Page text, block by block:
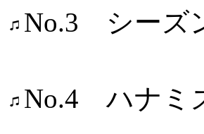
No.3 シーズ
No.4 ハナミ